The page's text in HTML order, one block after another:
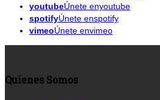
youtubeÚnete enyoutube
spotifyÚnete enspotify
vimeoÚnete envimeo
Quienes Somos